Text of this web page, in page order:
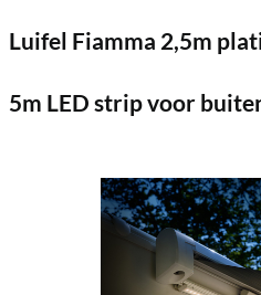
Luifel Fiamma 2,5m
5m LED strip voor